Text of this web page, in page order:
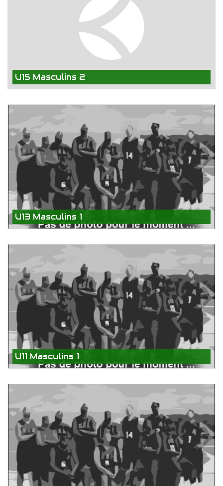
U15 Masculins 2
U13 Masculins 1
U11 Masculins 1